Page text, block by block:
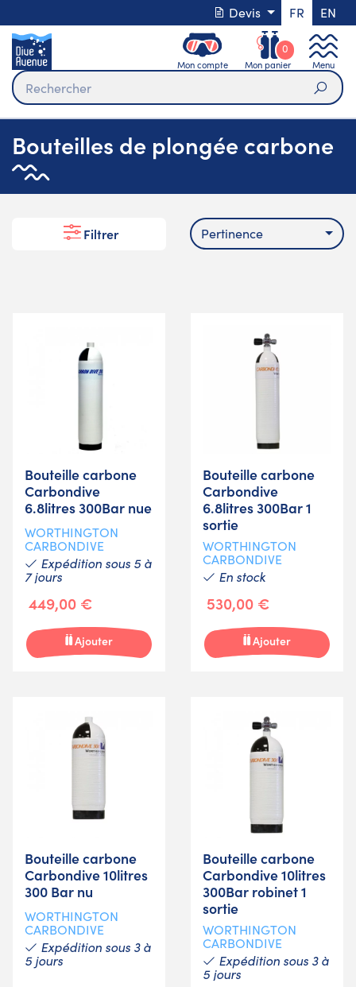
Devis FR EN
Mon compte Mon panier
0
Menu
Bouteilles de plongée carbone
Filtrer Pertinence
Bouteille carbone
Carbondive
6.8litres 300Bar nue
WORTHINGTON
CARBONDIVE
Expédition sous 5 à
7 jours
449,00 €
Ajouter
Bouteille carbone
Carbondive
6.8litres 300Bar 1
sortie
WORTHINGTON
CARBONDIVE
En stock
530,00 €
Ajouter
Bouteille carbone
Carbondive 10litres
300 Bar nu
WORTHINGTON
CARBONDIVE
Expédition sous 3 à
5 jours
Bouteille carbone
Carbondive 10litres
300Bar robinet 1
sortie
WORTHINGTON
CARBONDIVE
Expédition sous 3 à
5 jours